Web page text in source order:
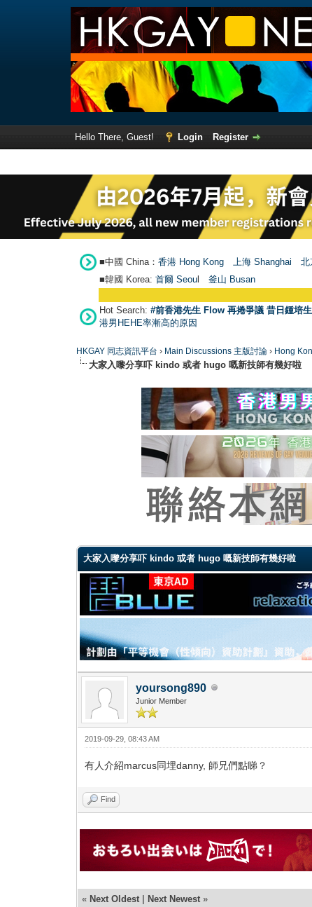
Hello There, Guest! Login
Register
■中國 China： 香港 Hong Kong 上海 Shanghai 北
■韓國 Korea: 首爾 Seou 釜山 Busan
Hot Search: #前香港先生 Flow 再捲爭議 昔日鍾培
港男HEHE率漸高的原因
HKGAY 同志資訊平台 › Main Discussions 主版討論 › Hong
大家入嚟分享吓 kindo 或者 hugo 嘅新技師有幾好啦
大家入嚟分享吓 kindo 或者 hugo 嘅新技師有幾好啦
yoursong890
Junior Member
2019-09-29, 08:43 AM
有人介紹marcus同埋danny, 師兄們點睇？
Find
« Next Oldest | Next Newest »